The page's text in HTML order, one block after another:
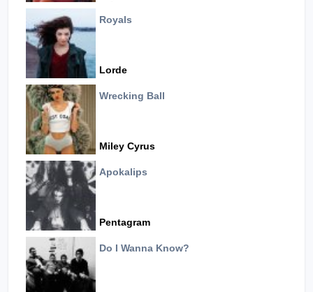
Royals
Lorde
Wrecking Ball
Miley Cyrus
Apokalips
Pentagram
Do I Wanna Know?